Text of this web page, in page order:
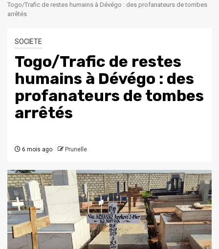
Togo/Trafic de restes humains à Dévégo : des profanateurs de tombes
arrêtés
SOCIETE
Togo/Trafic de restes
humains à Dévégo : des
profanateurs de tombes
arrêtés
6 mois ago Prunelle